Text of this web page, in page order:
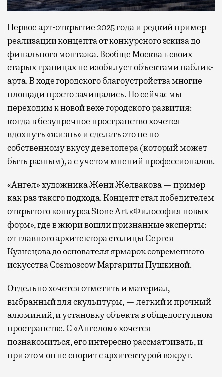
Первое арт-открытие 2025 года и редкий пример
реализации концепта от конкурсного эскиза до
финального монтажа. Вообще Москва в своих
старых границах не изобилует объектами паблик-
арта. В ходе городского благоустройства многие
площади просто зачищались. Но сейчас мы
переходим к новой вехе городского развития:
когда в безупречное пространство хочется
вдохнуть «жизнь» и сделать это не по
собственному вкусу девелопера (который может
быть разным), а с учетом мнений профессионалов.
«Ангел» художника Жени Желвакова — пример
как раз такого подхода. Концепт стал победителем
открытого конкурса Stone Art «Философия новых
форм», где в жюри вошли признанные эксперты:
от главного архитектора столицы Сергея
Кузнецова до основателя ярмарок современного
искусства Cosmoscow Маргариты Пушкиной.
Отдельно хочется отметить и материал,
выбранный для скульптуры, — легкий и прочный
алюминий, и установку объекта в общедоступном
пространстве. С «Ангелом» хочется
познакомиться, его интересно рассматривать, и
при этом он не спорит с архитектурой вокруг.